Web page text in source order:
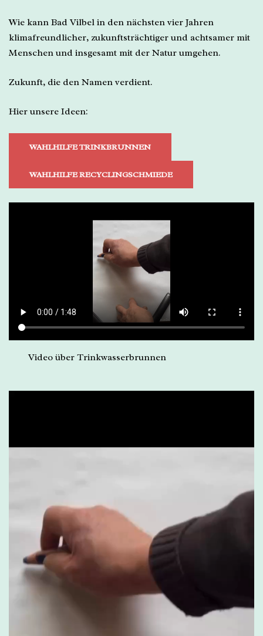
Wie kann Bad Vilbel in den nächsten vier Jahren
klimafreundlicher, zukunftsträchtiger und achtsamer mit
Menschen und insgesamt mit der Natur umgehen.
Zukunft, die den Namen verdient.
Hier unsere Ideen:
WAHLHILFE TRINKBRUNNEN
WAHLHILFE RECYCLINGSCHMIEDE
Video über Trinkwasserbrunnen